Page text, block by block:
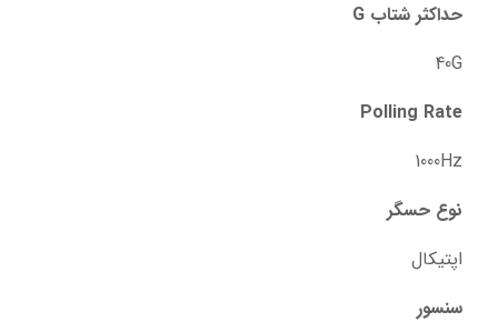
حداکثر شتاب G
40G
Polling Rate
1000Hz
نوع حسگر
اپتیکال
سنسور